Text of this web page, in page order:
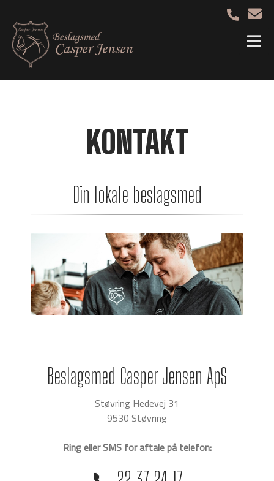
KONTAKT
Din lokale beslagsmed
Beslagsmed Casper Jensen ApS
Støvring Hedevej 31
9530 Støvring
Ring eller SMS for aftale på telefon: